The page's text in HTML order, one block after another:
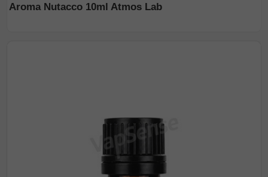
Aroma Nutacco 10ml Atmos Lab